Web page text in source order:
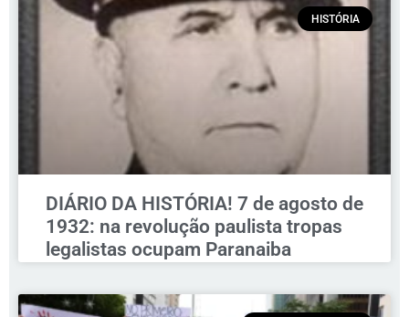
HISTÓRIA
DIÁRIO DA HISTÓRIA! 7 de agosto de
1932: na revolução paulista tropas
legalistas ocupam Paranaiba